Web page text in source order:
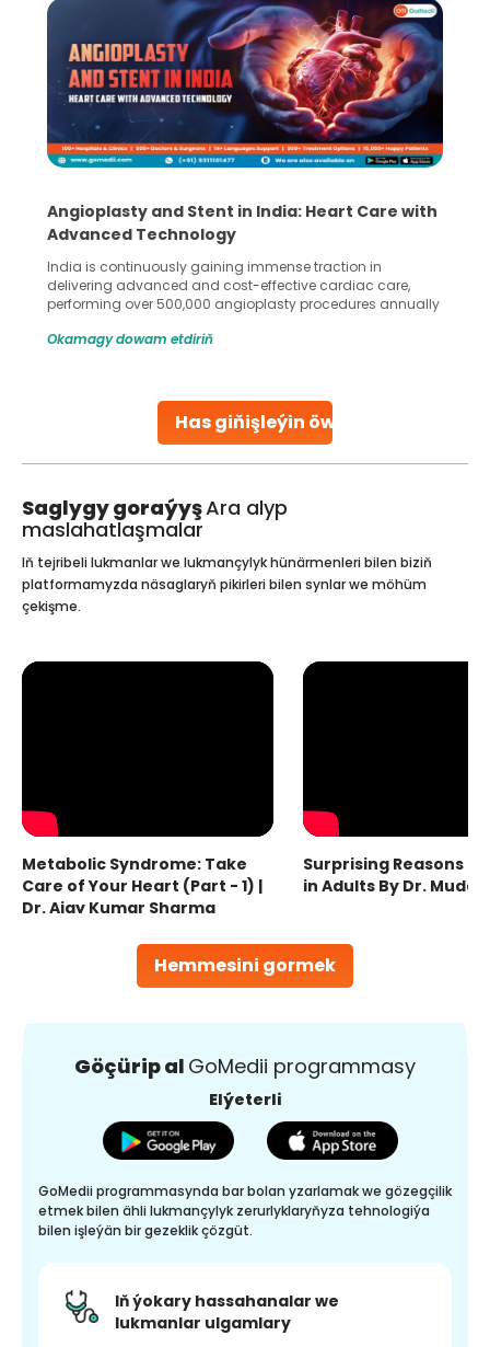
Has giňişleýin öwreniň
Angioplasty and Stent in India: Heart Care with
Advanced Technology
India is continuously gaining immense traction in
delivering advanced and cost-effective cardiac care,
performing over 500,000 angioplasty procedures annually
globe are searching for treatments like angioplasty and
Studies, such as one published
Okamagy dowam etdiriň
Saglygy goraýyşAra alyp
maslahatlaşmalar
Hemmesini gormek
Iň tejribeli lukmanlar we lukmançylyk hünärmenleri bilen biziň
platformamyzda näsaglaryň pikirleri bilen synlar we möhüm
çekişme.
Metabolic Syndrome: Take
Care of Your Heart (Part - 1) |
Dr. Ajay Kumar Sharma
Surprising Reasons
in Adults By Dr.
Göçürip al GoMedii programmasy
Elýeterli
GoMedii programmasynda bar bolan yzarlamak we gözegçilik
etmek bilen ähli lukmançylyk zerurlyklaryňyza tehnologiýa
bilen işleýän bir gezeklik çözgüt.
Iň ýokary hassahanalar we
lukmanlar ulgamlary